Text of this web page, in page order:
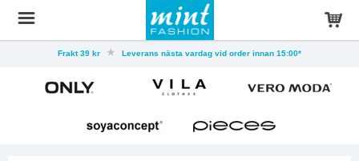
Frakt 39 kr Leverans nästa vardag vid order innan 15:00*